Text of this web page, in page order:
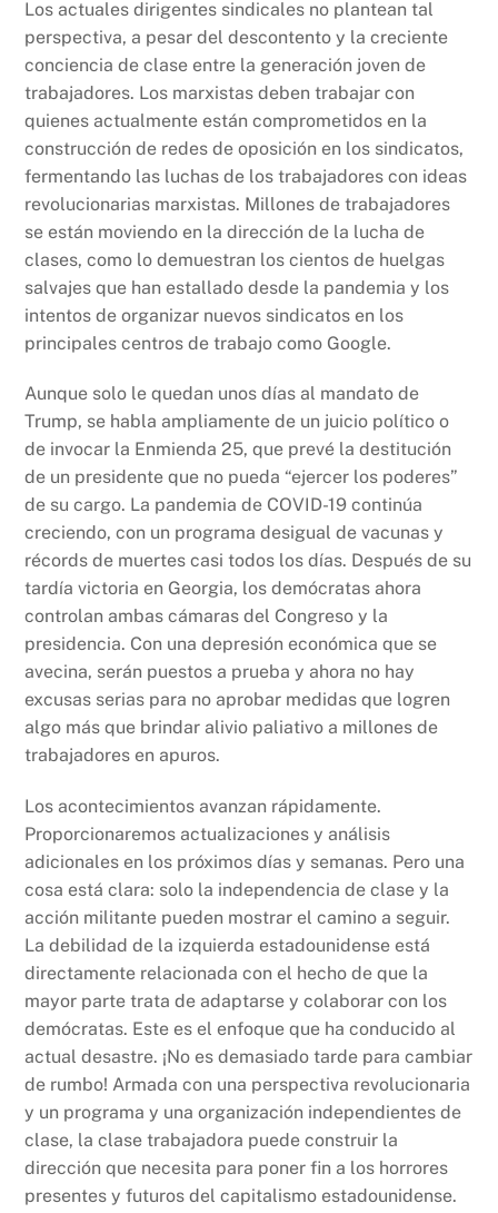
Los actuales dirigentes sindicales no plantean tal
perspectiva, a pesar del descontento y la creciente
conciencia de clase entre la generación joven de
trabajadores. Los marxistas deben trabajar con
quienes actualmente están comprometidos en la
construcción de redes de oposición en los sindicatos,
fermentando las luchas de los trabajadores con ideas
revolucionarias marxistas. Millones de trabajadores
se están moviendo en la dirección de la lucha de
clases, como lo demuestran los cientos de huelgas
salvajes que han estallado desde la pandemia y los
intentos de organizar nuevos sindicatos en los
principales centros de trabajo como Google.
Aunque solo le quedan unos días al mandato de
Trump, se habla ampliamente de un juicio político o
de invocar la Enmienda 25, que prevé la destitución
de un presidente que no pueda “ejercer los poderes”
de su cargo. La pandemia de COVID-19 continúa
creciendo, con un programa desigual de vacunas y
récords de muertes casi todos los días. Después de su
tardía victoria en Georgia, los demócratas ahora
controlan ambas cámaras del Congreso y la
presidencia. Con una depresión económica que se
avecina, serán puestos a prueba y ahora no hay
excusas serias para no aprobar medidas que logren
algo más que brindar alivio paliativo a millones de
trabajadores en apuros.
Los acontecimientos avanzan rápidamente.
Proporcionaremos actualizaciones y análisis
adicionales en los próximos días y semanas. Pero una
cosa está clara: solo la independencia de clase y la
acción militante pueden mostrar el camino a seguir.
La debilidad de la izquierda estadounidense está
directamente relacionada con el hecho de que la
mayor parte trata de adaptarse y colaborar con los
demócratas. Este es el enfoque que ha conducido al
actual desastre. ¡No es demasiado tarde para cambiar
de rumbo! Armada con una perspectiva revolucionaria
y un programa y una organización independientes de
clase, la clase trabajadora puede construir la
dirección que necesita para poner fin a los horrores
presentes y futuros del capitalismo estadounidense.